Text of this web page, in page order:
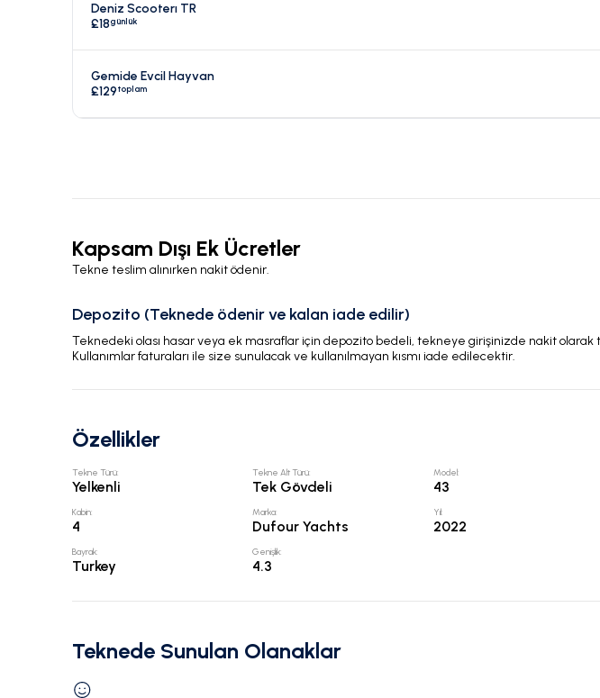
Deniz Scooterı TR
£18günlük
Gemide Evcil Hayvan
£129toplam
Kapsam Dışı Ek Ücretler
Tekne teslim alınırken nakit ödenir.
Depozito (Teknede ödenir ve kalan iade edilir)
Teknedeki olası hasar veya ek masraflar için depozito bedeli, tekneye girişinizde nakit
Kullanımlar faturaları ile size sunulacak ve kullanılmayan kısmı iade edilecektir.
Özellikler
Tekne Türü:
Yelkenli
Tekne Alt Türü:
Tek Gövdeli
Model:
43
Kabin:
4
Marka:
Dufour Yachts
Yıl:
2022
Bayrak:
Turkey
Genişlik:
4.3
Teknede Sunulan Olanaklar